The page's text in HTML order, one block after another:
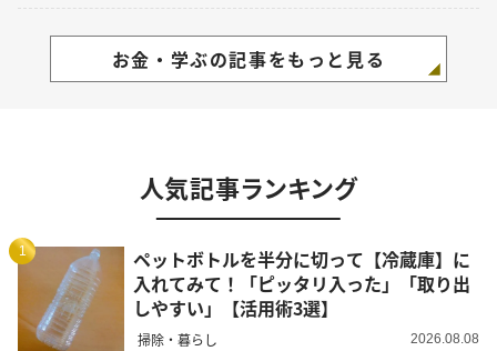
お金・学ぶの記事をもっと見る
人気記事ランキング
1
ペットボトルを半分に切って【冷蔵庫】に
入れてみて！「ピッタリ入った」「取り出
しやすい」【活用術3選】
掃除・暮らし 2026.08.08